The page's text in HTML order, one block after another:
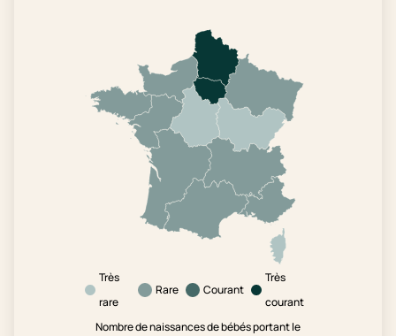
Très
rare
Rare Courant
Très
courant
Nombre de naissances de bébés portant le